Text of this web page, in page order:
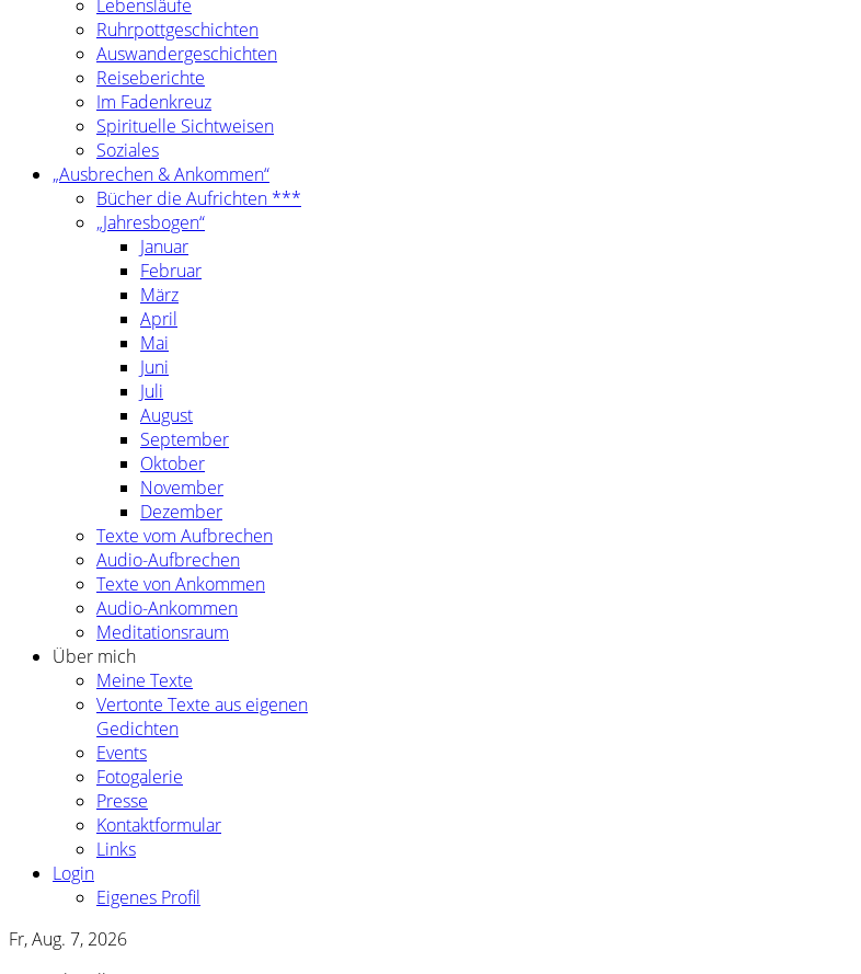
Lebensläufe
Ruhrpottgeschichten
Auswandergeschichten
Reiseberichte
Im Fadenkreuz
Spirituelle Sichtweisen
Soziales
„Ausbrechen & Ankommen“
Bücher die Aufrichten ***
„Jahresbogen“
Januar
Februar
März
April
Mai
Juni
Juli
August
September
Oktober
November
Dezember
Texte vom Aufbrechen
Audio-Aufbrechen
Texte von Ankommen
Audio-Ankommen
Meditationsraum
Über mich
Meine Texte
Vertonte Texte aus eigenen
Gedichten
Events
Fotogalerie
Presse
Kontaktformular
Links
Login
Eigenes Profil
Fr, Aug. 7, 2026